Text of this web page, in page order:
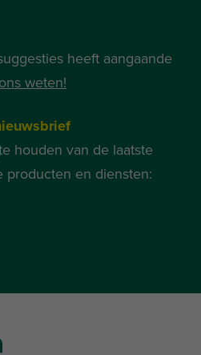
heeft aangaande
weten!
houden van de laatste
producten en diensten: